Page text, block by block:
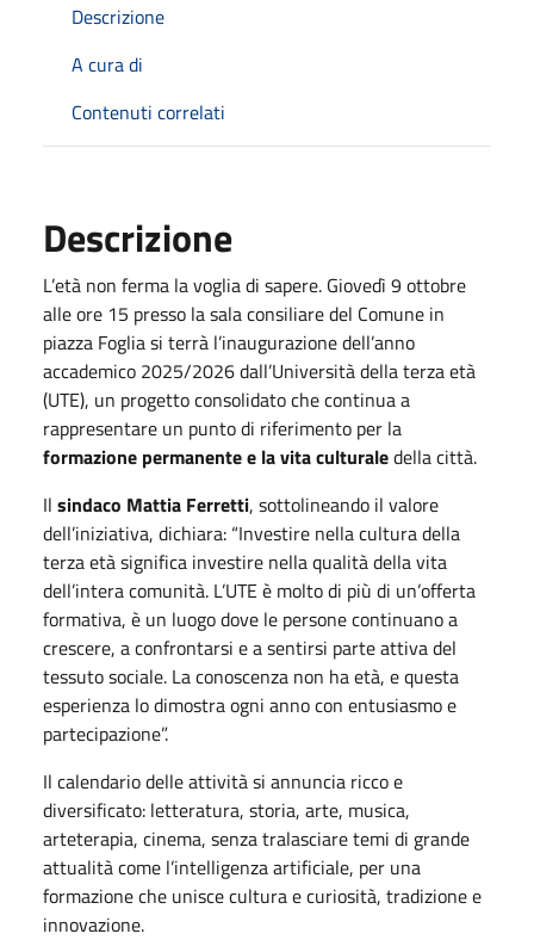
Descrizione
A cura di
Contenuti correlati
Descrizione
L’età non ferma la voglia di sapere. Giovedì 9 ottobre
alle ore 15 presso la sala consiliare del Comune in
piazza Foglia si terrà l’inaugurazione dell’anno
accademico 2025/2026 dall’Università della terza età
(UTE), un progetto consolidato che continua a
rappresentare un punto di riferimento per la
formazione permanente e la vita culturaledella città.
Il sindaco Mattia Ferretti, sottolineando il valore
dell’iniziativa, dichiara: “Investire nella cultura della
terza età significa investire nella qualità della vita
dell’intera comunità. L’UTE è molto di più di un’offerta
formativa, è un luogo dove le persone continuano a
crescere, a confrontarsi e a sentirsi parte attiva del
tessuto sociale. La conoscenza non ha età, e questa
esperienza lo dimostra ogni anno con entusiasmo e
partecipazione”.
Il calendario delle attività si annuncia ricco e
diversificato: letteratura, storia, arte, musica,
arteterapia, cinema, senza tralasciare temi di grande
attualità come l’intelligenza artificiale, per una
formazione che unisce cultura e curiosità, tradizione e
innovazione.